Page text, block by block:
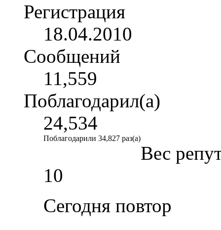
Регистрация
18.04.2010
Сообщений
11,559
Поблагодарил(а)
24,534
Поблагодарили 34,827 раз(а)
Вес
10
Сегодня повтор